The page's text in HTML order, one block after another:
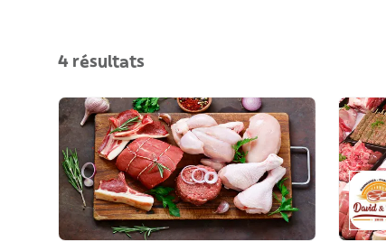
4 résultats